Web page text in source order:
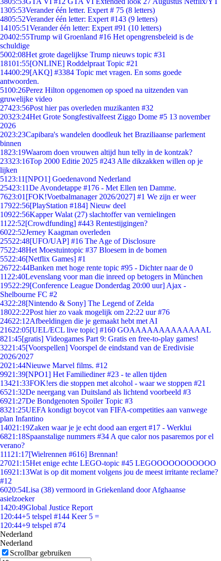
1305:53Verander één letter. Expert # 75 (8 letters)
4805:52Verander één letter: Expert #143 (9 letters)
14105:51Verander één letter: Expert #91 (10 letters)
20402:55Trump wil Groenland #16 Het opengrensbeleid is de
schuldige
5002:08Het grote dagelijkse Trump nieuws topic #31
18101:55[ONLINE] Roddelpraat Topic #21
14400:29[AKQ] #3384 Topic met vragen. En soms goede
antwoorden.
5100:26Perez Hilton opgenomen op spoed na uitzenden van
gruwelijke video
27423:56Post hier pas overleden muzikanten #32
20323:24Het Grote Songfestivalfeest Ziggo Dome #5 13 november
2026
2023:23Capibara's wandelen doodleuk het Braziliaanse parlement
binnen
1823:19Waarom doen vrouwen altijd hun telly in de kontzak?
23323:16Top 2000 Editie 2025 #243 Alle dikzakken willen op je
lijken
51 23:11 [NPO1] Goedenavond Nederland
25423:11De Avondetappe #176 - Met Ellen ten Damme.
7623:01 [FOK!Voetbalmanager 2026/2027] #1 We zijn er weer
17922:56[PlayStation #184] Nieuw deel
10922:56Kapper Walat (27) slachtoffer van vernielingen
11 22:52[Crowdfunding] #443 Rentestijgingen?
6022:52Jerney Kaagman overleden
25522:48[UFO/UAP] #16 The Age of Disclosure
7522:48Het Moestuintopic #37 Bloesem in de bomen
5522:46[Netflix Games] #1
26722:44Banken met hoge rente topic #95 - Dichter naar de 0
11 22:40Levenslang voor man die inreed op betogers in München
19522:29[Conference League Donderdag 20:00 uur] Ajax -
Shelbourne FC #2
4322:28[Nintendo & Sony] The Legend of Zelda
18022:22Post hier zo vaak mogelijk om 22:22 uur #76
24622:12Afbeeldingen die je gemaakt hebt met AI
21622:05[UEL/ECL live topic] #160 GOAAAAAAAAAAAAAL
821:45[gratis] Videogames Part 9: Gratis en free-to-play games!
3221:45[Voorspellen] Voorspel de eindstand van de Eredivisie
2026/2027
2021:44Nieuwe Marvel films. #12
9921:39[NPO1] Het Familiediner #23 - te allen tijden
13421:33FOK!ers die stoppen met alcohol - waar we stoppen #21
6521:32De neergang van Duitsland als lichtend voorbeeld #3
6921:27De Bondgenoten Spoiler Topic #3
8321:25UEFA kondigt boycot van FIFA-competities aan vanwege
plan Infantino
14021:19Zaken waar je je echt dood aan ergert #17 - Werklui
6821:18Spaanstalige nummers #34 A que calor nos pasaremos por el
verano?
111 21:17[Wielrennen #616] Brennan!
27021:15Het enige echte LEGO-topic #45 LEGOOOOOOOOOOO
16921:13Wat is op dit moment volgens jou de meest irritante reclame?
#12
6020:54Lisa (38) vermoord in Griekenland door Afghaanse
asielzoeker
1420:49Global Justice Report
1 20:44+5 telspel #144 Keer 5 =
1 20:44+9 telspel #74
Nederland
Nederland
Scrollbar gebruiken